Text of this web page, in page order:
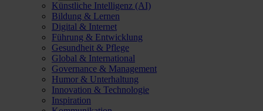
Künstliche Intelligenz (AI)
Bildung & Lernen
Digital & Internet
Führung & Entwicklung
Gesundheit & Pflege
Global & International
Governance & Management
Humor & Unterhaltung
Innovation & Technologie
Inspiration